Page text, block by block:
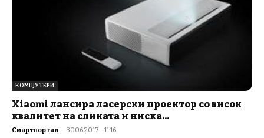
КОМПЈУТЕРИ
Xiaomi лансира ласерски проектор со висок
квалитет на сликата и ниска...
Смартпортал - 30.06.2017 - 11:16